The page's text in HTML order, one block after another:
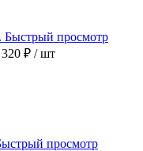
Быстрый просмотр
320 ₽ / шт
просмотр